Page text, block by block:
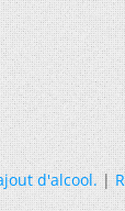
d'alcool.|